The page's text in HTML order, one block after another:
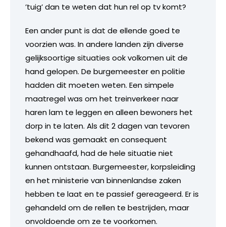
’tuig’ dan te weten dat hun rel op tv komt?
Een ander punt is dat de ellende goed te
voorzien was. In andere landen zijn diverse
gelijksoortige situaties ook volkomen uit de
hand gelopen. De burgemeester en politie
hadden dit moeten weten. Een simpele
maatregel was om het treinverkeer naar
haren lam te leggen en alleen bewoners het
dorp in te laten. Als dit 2 dagen van tevoren
bekend was gemaakt en consequent
gehandhaafd, had de hele situatie niet
kunnen ontstaan. Burgemeester, korpsleiding
en het ministerie van binnenlandse zaken
hebben te laat en te passief gereageerd. Er is
gehandeld om de rellen te bestrijden, maar
onvoldoende om ze te voorkomen.